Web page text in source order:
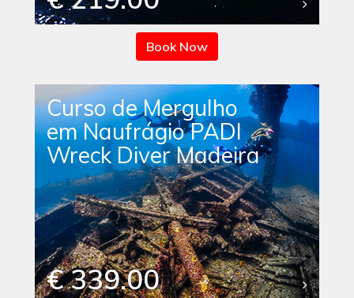
Book Now
Curso de Mergulho
em Naufrágio PADI
Wreck Diver Madeira
€ 339.00